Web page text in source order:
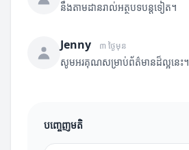
នឹងតាមដានរាល់អត្ថបទបន្តទៀត។
Jenny ៣ ថ្ងៃមុន
សូមអរគុណសម្រាប់ព័ត៌មានដ៏ល្អនេះ។
បញ្ចេញមតិ